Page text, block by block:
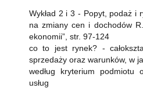
Wykład 2 i 3 - Popyt, podaż i
na zmiany cen i dochodów
ekonomii”, str. 97-124
co to jest rynek? -
sprzedaży oraz warunków, w
według kryterium
usług